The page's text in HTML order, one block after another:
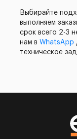
Выбирайте
выполняем
срок всего 2-3
нам в WhatsApp
техническое